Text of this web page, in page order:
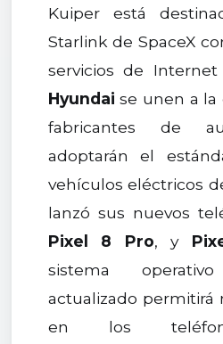
Kuiper está
Starlink de SpaceX
servicios de
Hyundai se unen a la
fabricantes de
adoptarán el
vehículos eléctricos
lanzó sus nuevos
Pixel 8 Pro, y
sistema
actualizado permitirá
en los